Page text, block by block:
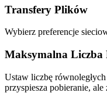
Transfery Plików
Wybierz preferencje
Maksymalna Liczba
Ustaw liczbę
przyspiesza pobieranie,